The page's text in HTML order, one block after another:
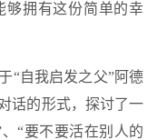
够拥有这份简单的幸
“自我启发之父”阿德
话的形式，探讨了一
“要不要活在别人的